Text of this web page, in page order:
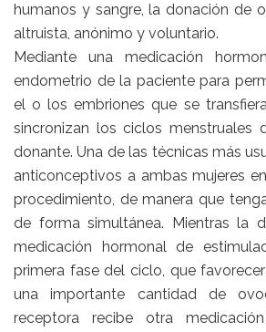
humanos y sangre, la donación de
altruista, anónimo y voluntario.
Mediante una medicación
endometrio de la paciente para
el o los embriones que se
sincronizan los ciclos menstruales
donante. Una de las técnicas más
anticonceptivos a ambas mujeres
procedimiento, de manera que
de forma simultánea. Mientras la
medicación hormonal de
primera fase del ciclo, que
una importante cantidad de
receptora recibe otra